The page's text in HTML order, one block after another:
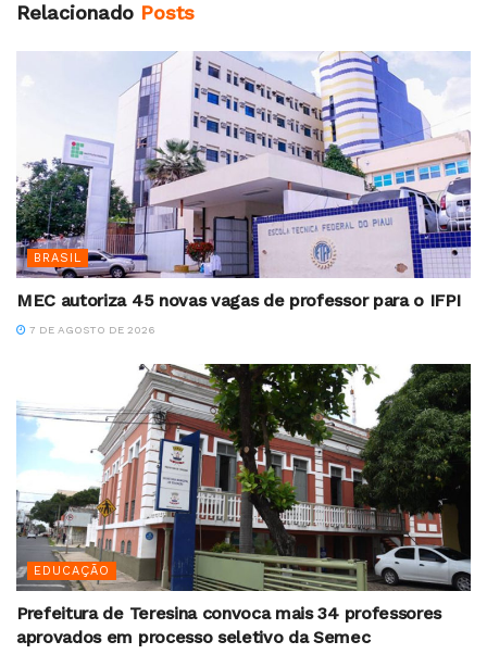
Relacionado Posts
BRASIL
MEC autoriza 45 novas vagas de professor para o IFPI
7 DE AGOSTO DE 2026
EDUCAÇÃO
Prefeitura de Teresina convoca mais 34 professores
aprovados em processo seletivo da Semec